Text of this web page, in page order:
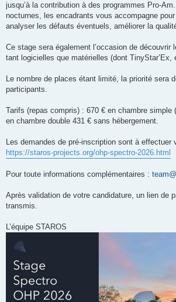
jusqu’à la contribution à des programmes Pro-
nocturnes, les encadrants vous accompagne
analyser les défauts éventuels, améliorer la
Ce stage sera également l’occasion de découvrir
tant logicielles que matérielles (dont TinyStar’Ex,
Le nombre de places étant limité, la priorité sera
participants.
Tarifs (repas compris) : 670 € en chambre simple
en chambre double 431 € sans hébergement.
Les demandes de pré-inscription sont à effectuer
https://staros-projects.org/ohp-spectro-2026.html
Pour toute informations complémentaires :
Après validation de votre candidature, un lien de
transmis.
L’équipe STAROS